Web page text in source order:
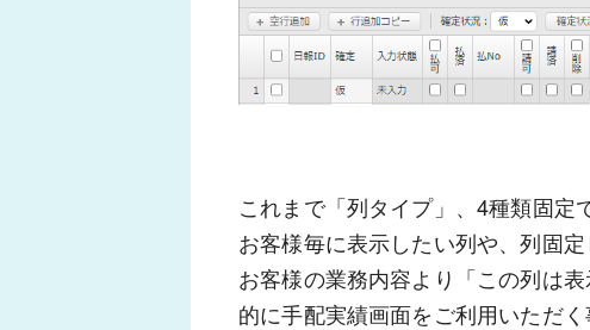
これまで「列タイプ」、4種類固定
お客様毎に表示したい列や、列固
お客様の業務内容より「この列は
的に手配実績画面をご利用いただく